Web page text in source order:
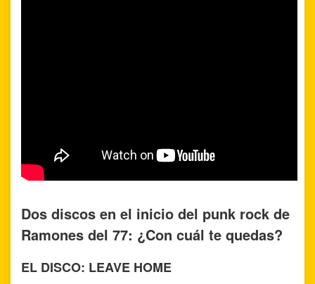
Dos discos en el inicio del punk rock de
Ramones del 77: ¿Con cuál te quedas?
EL DISCO: LEAVE HOME